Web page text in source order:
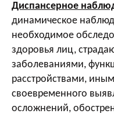
Диспансерное
динамическое
необходимое
здоровья лиц,
заболеваниями,
расстройствами,
своевременного
осложнений,